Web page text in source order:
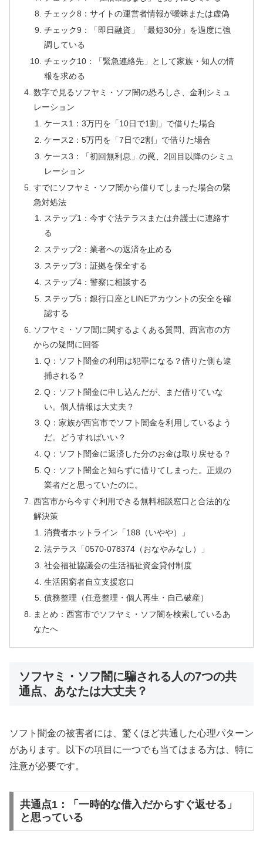
チェック8：サイトの運営者情報が曖昧または虚偽
チェック9：「即日融資」「最短30分」を過度に強
調している
チェック10：「緊急連絡先」として家族・知人の情
報を求める
数字で見るソフヤミ・ソフ闇の恐ろしさ、金利シミュ
レーション
ケース1：3万円を「10日で1割」で借りた場合
ケース2：5万円を「7日で2割」で借りた場合
ケース3：「初回無利息」の罠、2回目以降のシミュ
レーション
すでにソフヤミ・ソフ闇から借りてしまった場合の緊
急対処法
ステップ1：今すぐ法テラスまたは弁護士に連絡す
る
ステップ2：業者への返済を止める
ステップ3：証拠を保全する
ステップ4：警察に相談する
ステップ5：銀行口座とLINEアカウントの安全を確
認する
ソフヤミ・ソフ闇に関するよくある質問、西宮市の方
からの疑問に回答
Q：ソフト闇金の利用は犯罪になる？借りた側も逮
捕される？
Q：ソフト闇金に申し込んだが、まだ借りていな
い。個人情報は大丈夫？
Q：家族が西宮市でソフト闇金を利用しているよう
だ。どうすればいい？
Q：ソフト闇金に返済した分のお金は取り戻せる？
Q：ソフト闇金と知らずに借りてしまった。正規の
業者だと思っていたのに。
西宮市から今すぐ利用できる無料相談窓口と合法的な
解決策
消費者ホットライン「188（いやや）」
法テラス「0570-078374（おなやみなし）」
社会福祉協議会の生活福祉資金貸付制度
生活困窮者自立支援窓口
債務整理（任意整理・個人再生・自己破産）
まとめ：西宮市でソフヤミ・ソフ闇を検索しているあ
なたへ
ソフヤミ・ソフ闇に騙される人の7つの共
通点、あなたは大丈夫？
ソフト闇金の被害者には、驚くほど共通した心理パターン
があります。以下の項目に一つでも当てはまる方は、特に
注意が必要です。
共通点1：「一時的な借入だからすぐ返せる」
と思っている